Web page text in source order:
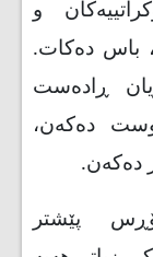
و
باس دەکات.
ڕادەست
دەکەن،
دەکەن.
پێشتر